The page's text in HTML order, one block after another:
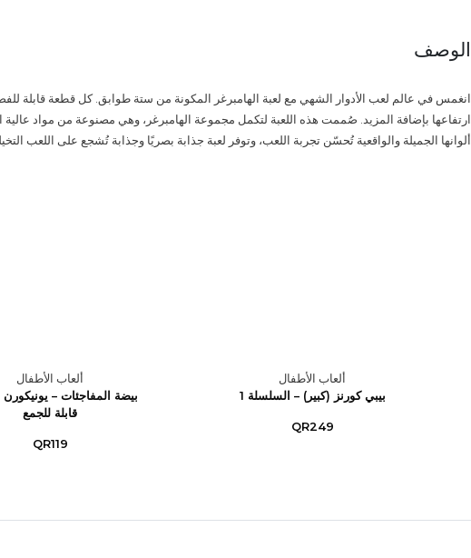
الوصف
انغمس في عالم لعب الأدوار الشهي مع لعبة الهامبرغر المكونة من ستة طوابق. كل قطعة قابلة
ارتفاعها بإضافة المزيد. صُممت هذه اللعبة لتكمل مجموعة الهامبرغر، وهي مصنوعة من مواد عالية
ألوانها الجميلة والواقعية تُحسّن تجربة اللعب، وتوفر لعبة جذابة بصريًا وجذابة تُشجع على اللعب
ألعاب الأطفال
بيبي كورنز (كبير) – السلسلة 1
QR249
ألعاب الأطفال
بيضة المفاجئات –
قابلة للجمع
QR119